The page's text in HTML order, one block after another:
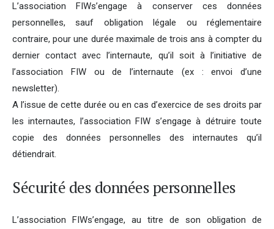
L’association FIWs’engage à conserver ces données
personnelles, sauf obligation légale ou réglementaire
contraire, pour une durée maximale de trois ans à compter du
dernier contact avec l’internaute, qu’il soit à l’initiative de
l’association FIW ou de l’internaute (ex : envoi d’une
newsletter).
A l’issue de cette durée ou en cas d’exercice de ses droits par
les internautes, l’association FIW s’engage à détruire toute
copie des données personnelles des internautes qu’il
détiendrait.
Sécurité des données personnelles
L’association FIWs’engage, au titre de son obligation de